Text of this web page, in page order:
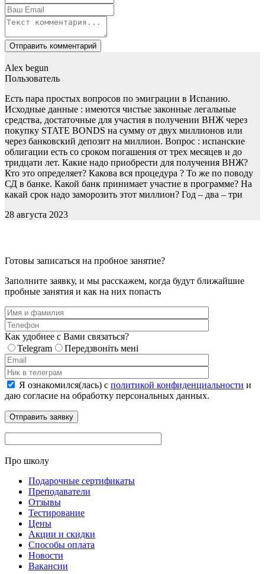
Отправить комментарий
Alex begun
Пользователь
Есть пара простых вопросов по эмиграции в Испанию.
Исходные данные : имеются чистые законные легальные
средства, достаточные для участия в получении ВНЖ через
покупку STATE BONDS на сумму от двух миллионов или
через банковский депозит на миллион. Вопрос : испанские
облигации есть со сроком погашения от трех месяцев и до
тридцати лет. Какие надо приобрести для получения ВНЖ?
Кто это определяет? Какова вся процедура ? То же по поводу
СД в банке. Какой банк принимает участие в программе? На
какай срок надо заморозить этот миллион? Год – два – три
28 августа 2023
Готовы записаться на пробное занятие?
Заполните заявку, и мы расскажем, когда будут ближайшие
пробные занятия и как на них попасть
Как удобнее с Вами связаться?
Telegram
Передзвоніть мені
Я ознакомился(лась) с политикой конфиденциальности и
даю согласие на обработку персональных данных.
Про школу
Подарочные сертификаты
Преподаватели
Отзывы
Тестирование
Цены
Акции и скидки
Способы оплата
Новости
Вакансии